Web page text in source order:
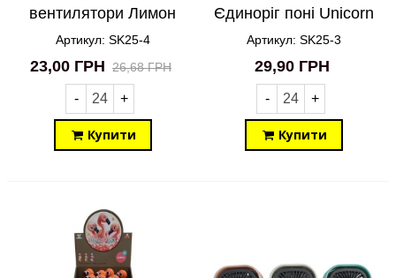
вентилятори Лимон
SK25-4
Артикул: SK25-4
23,00 ГРН 26,68 ГРН
- +
Купити
Єдиноріг поні Unicorn
SK25-3
Артикул: SK25-3
29,90 ГРН
- +
Купити